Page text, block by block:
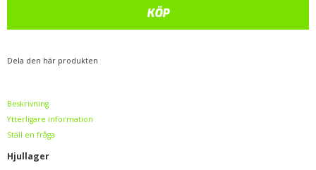
KÖP
Dela den här produkten
Beskrivning
Ytterligare information
Ställ en fråga
Hjullager